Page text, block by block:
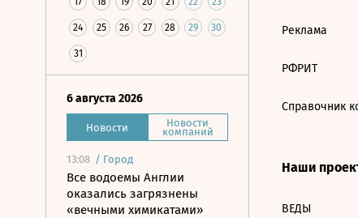
24 25 26 27 28 29 30
31
6 августа 2026
Новости Новости
компаний
13:08 / Город
Все водоемы Англии
оказались загрязнены
«вечными химикатами»
Реклама
РФРИТ
Справочник
Наши
ВЕДЫ